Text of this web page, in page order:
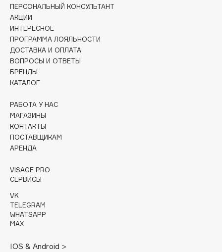
Collagenina
Consly
Corimo
CosRX
Cottolina
Crescina
Curaprox
D
DABO
Darphin
Davines
Deonica
Dessange
ПЕРСОНАЛЬНЫЙ КОНСУЛЬТАНТ
АКЦИИ
ИНТЕРЕСНОЕ
ПРОГРАММА ЛОЯЛЬНОСТИ
ДОСТАВКА И ОПЛАТА
ВОПРОСЫ И ОТВЕТЫ
БРЕНДЫ
КАТАЛОГ
РАБОТА У НАС
МАГАЗИНЫ
КОНТАКТЫ
ПОСТАВЩИКАМ
АРЕНДА
VISAGE PRO
СЕРВИСЫ
VK
TELEGRAM
WHATSAPP
MAX
IOS & Android >